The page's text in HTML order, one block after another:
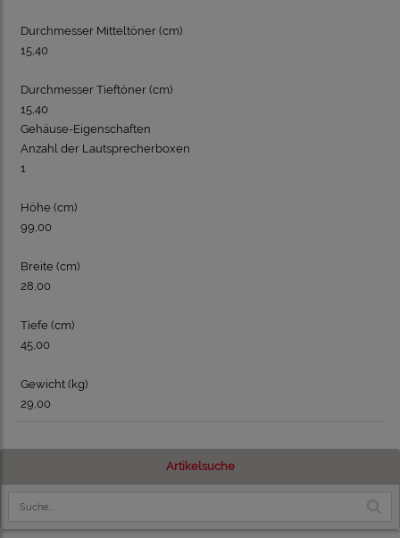
Durchmesser Mitteltöner (cm)
15,40
Durchmesser Tieftöner (cm)
15,40
Gehäuse-Eigenschaften
Anzahl der Lautsprecherboxen
1
Höhe (cm)
99,00
Breite (cm)
28,00
Tiefe (cm)
45,00
Gewicht (kg)
29,00
Artikelsuche